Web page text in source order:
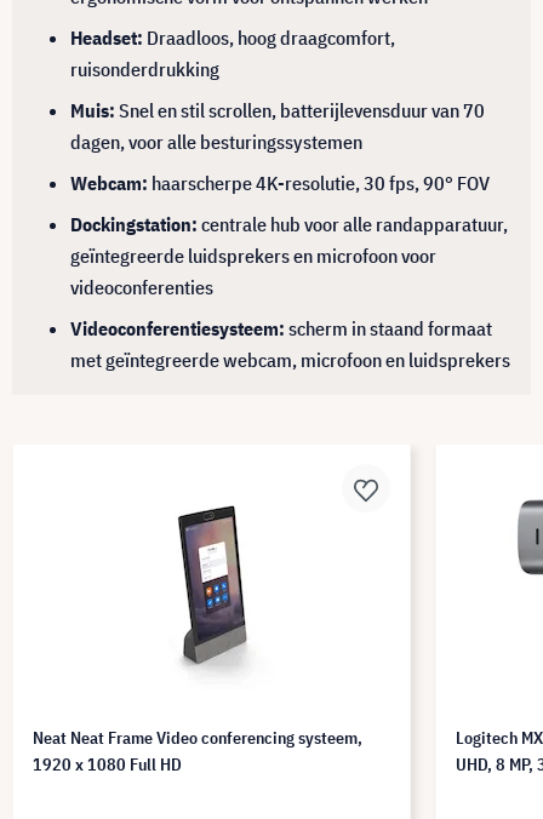
Headset: Draadloos, hoog draagcomfort,
ruisonderdrukking
Muis: Snel en stil scrollen, batterijlevensduur van 70
dagen, voor alle besturingssystemen
Webcam: haarscherpe 4K-resolutie, 30 fps, 90° FOV
Dockingstation: centrale hub voor alle randapparatuur,
geïntegreerde luidsprekers en microfoon voor
videoconferenties
Videoconferentiesysteem: scherm in staand formaat
met geïntegreerde webcam, microfoon en luidsprekers
Neat Neat Frame Video conferencing systeem,
1920 x 1080 Full HD
Logitech
UHD, 8